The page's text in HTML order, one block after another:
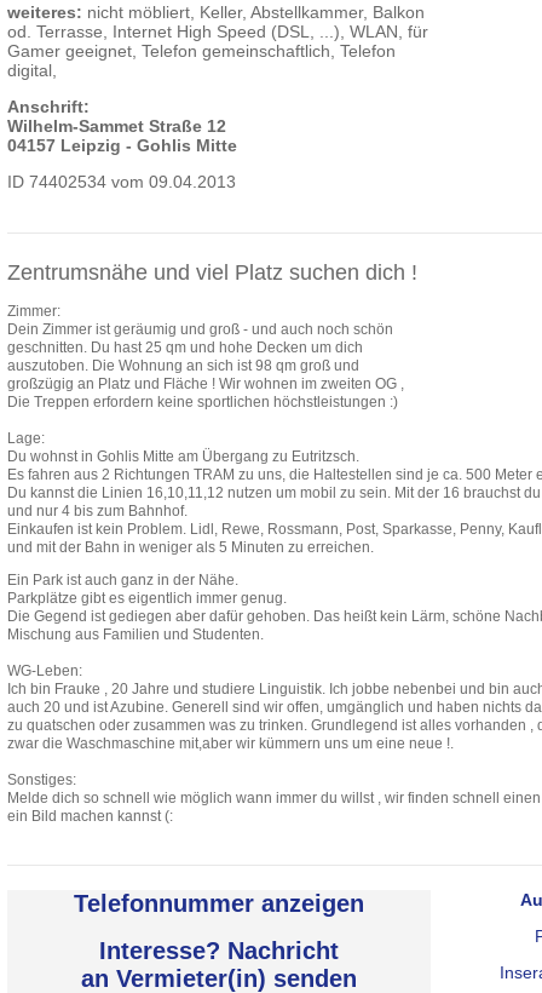
weiteres: nicht möbliert, Keller, Abstellkammer, Balkon
od. Terrasse, Internet High Speed (DSL, ...), WLAN, für
Gamer geeignet, Telefon gemeinschaftlich, Telefon
digital,
Anschrift:
Wilhelm-Sammet Straße 12
04157 Leipzig - Gohlis Mitte
ID 74402534 vom 09.04.2013
Zentrumsnähe und viel Platz suchen dich !
Zimmer:
Dein Zimmer ist geräumig und groß - und auch noch schön
geschnitten. Du hast 25 qm und hohe Decken um dich
auszutoben. Die Wohnung an sich ist 98 qm groß und
großzügig an Platz und Fläche ! Wir wohnen im zweiten OG ,
Die Treppen erfordern keine sportlichen höchstleistungen :)
Lage:
Du wohnst in Gohlis Mitte am Übergang zu Eutritzsch.
Es fahren aus 2 Richtungen TRAM zu uns, die Haltestellen sind je ca. 500 Meter
Du kannst die Linien 16,10,11,12 nutzen um mobil zu sein. Mit der 16 brauchst
und nur 4 bis zum Bahnhof.
Einkaufen ist kein Problem. Lidl, Rewe, Rossmann, Post, Sparkasse, Penny,
und mit der Bahn in weniger als 5 Minuten zu erreichen.
Ein Park ist auch ganz in der Nähe.
Parkplätze gibt es eigentlich immer genug.
Die Gegend ist gediegen aber dafür gehoben. Das heißt kein Lärm, schöne
Mischung aus Familien und Studenten.
WG-Leben:
Ich bin Frauke , 20 Jahre und studiere Linguistik. Ich jobbe nebenbei und bin
auch 20 und ist Azubine. Generell sind wir offen, umgänglich und haben nichts
zu quatschen oder zusammen was zu trinken. Grundlegend ist alles vorhanden ,
zwar die Waschmaschine mit,aber wir kümmern uns um eine neue !.
Sonstiges:
Melde dich so schnell wie möglich wann immer du willst , wir finden schnell
ein Bild machen kannst (:
Telefonnummer anzeigen
Interesse? Nachricht
an Vermieter(in) senden